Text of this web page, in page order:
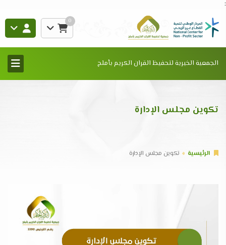
:
0
الجمعية الخيرية لتحفيظ القران الكريم بأملج
تكوين مجلس الإدارة
الرئيسية تكوين مجلس الإدارة